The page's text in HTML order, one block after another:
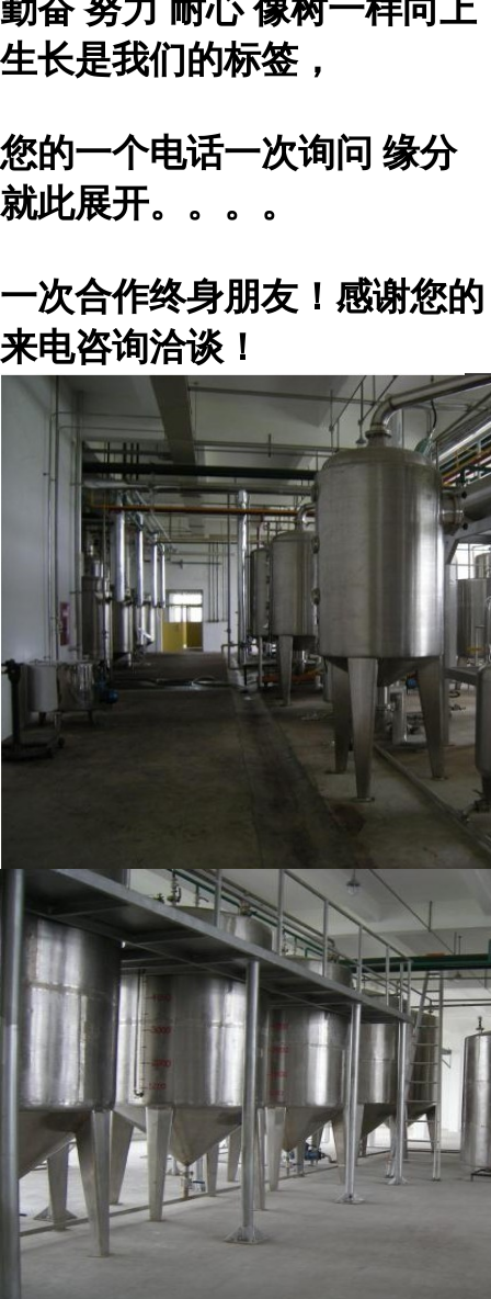
勤奋 努力 耐心 像树一样向上
生长是我们的标签，
您的一个电话一次询问 缘分
就此展开。。。。
一次合作终身朋友！感谢您的
来电咨询洽谈！